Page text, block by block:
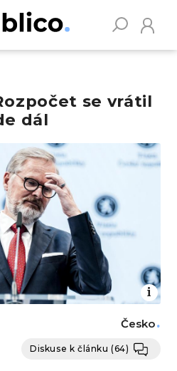
se vrátil
dál
Česko
Diskuse k článku(64)